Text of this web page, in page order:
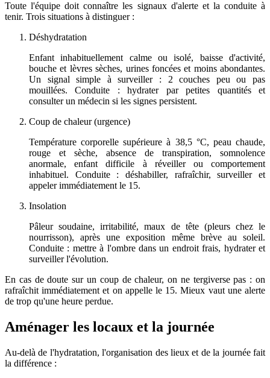
Toute l'équipe doit connaître les signaux d'alerte et la conduite à
tenir. Trois situations à distinguer :
Déshydratation
Enfant inhabituellement calme ou isolé, baisse d'activité,
bouche et lèvres sèches, urines foncées et moins abondantes.
Un signal simple à surveiller : 2 couches peu ou pas
mouillées. Conduite : hydrater par petites quantités et
consulter un médecin si les signes persistent.
Coup de chaleur (urgence)
Température corporelle supérieure à 38,5 °C, peau chaude,
rouge et sèche, absence de transpiration, somnolence
anormale, enfant difficile à réveiller ou comportement
inhabituel. Conduite : déshabiller, rafraîchir, surveiller et
appeler immédiatement le 15.
Insolation
Pâleur soudaine, irritabilité, maux de tête (pleurs chez le
nourrisson), après une exposition même brève au soleil.
Conduite : mettre à l'ombre dans un endroit frais, hydrater et
surveiller l'évolution.
En cas de doute sur un coup de chaleur, on ne tergiverse pas : on
rafraîchit immédiatement et on appelle le 15. Mieux vaut une alerte
de trop qu'une heure perdue.
Aménager les locaux et la journée
Au-delà de l'hydratation, l'organisation des lieux et de la journée fait
la différence :